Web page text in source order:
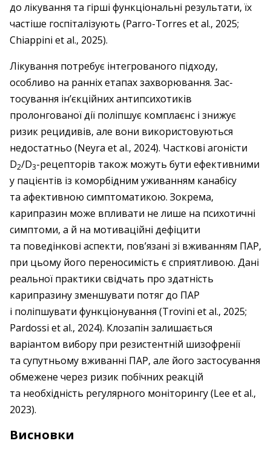
до лікування та гірші функціональні результати, їх
частіше госпіталізують (Parro-Torres et al., 2025;
Chiappini et al., 2025).
Лікування потребує інтегрованого підходу,
особливо на ранніх етапах захворювання. Зас­
тосування ін’єкційних антипсихотиків
пролонгованої дії поліпшує комплаєнс і знижує
ризик рецидивів, але вони використовуються
недостатньо (Neyra et al., 2024). Часткові агоністи
D2/D3-рецепторів також можуть бути ефективними
у пацієнтів із коморбідним уживанням канабісу
та афективною симптоматикою. Зокрема,
карипразин може впливати не лише на психотичні
симптоми, а й на мотиваційні дефіцити
та поведінкові аспекти, пов’язані зі вживанням ПАР,
при цьому його переносимість є сприятливою. Дані
реальної практики свідчать про здатність
карипразину зменшувати потяг до ПАР
і поліпшувати функціонування (Trovini et al., 2025;
Pardossi et al., 2024). Клозапін залишається
варіантом вибору при резистентній шизофренії
та супутньому вживанні ПАР, але його застосування
обмежене через ризик побічних реакцій
та необхідність регулярного моніторингу (Lee et al.,
2023).
Висновки